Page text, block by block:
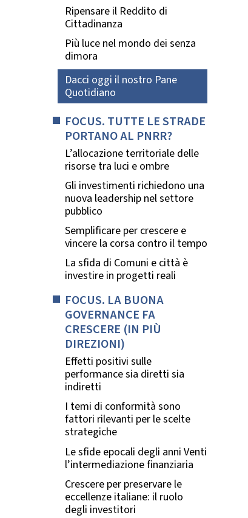
Ripensare il Reddito di
Cittadinanza
Più luce nel mondo dei senza
dimora
Dacci oggi il nostro Pane
Quotidiano
FOCUS. TUTTE LE STRADE
PORTANO AL PNRR?
L’allocazione territoriale delle
risorse tra luci e ombre
Gli investimenti richiedono una
nuova leadership nel settore
pubblico
Semplificare per crescere e
vincere la corsa contro il tempo
La sfida di Comuni e città è
investire in progetti reali
FOCUS. LA BUONA
GOVERNANCE FA
CRESCERE (IN PIÙ
DIREZIONI)
Effetti positivi sulle
performance sia diretti sia
indiretti
I temi di conformità sono
fattori rilevanti per le scelte
strategiche
Le sfide epocali degli anni Venti
l’intermediazione finanziaria
Crescere per preservare le
eccellenze italiane: il ruolo
degli investitori